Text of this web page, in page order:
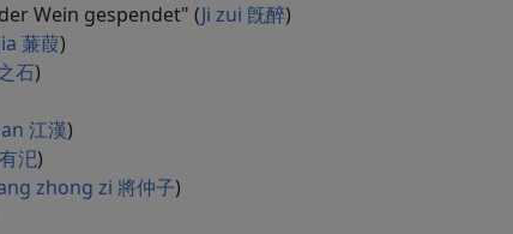
Wein gespendet" (Ji zui 旣醉)
蒹葭)
石)
江漢)
汜)
zhong zi 將仲子)